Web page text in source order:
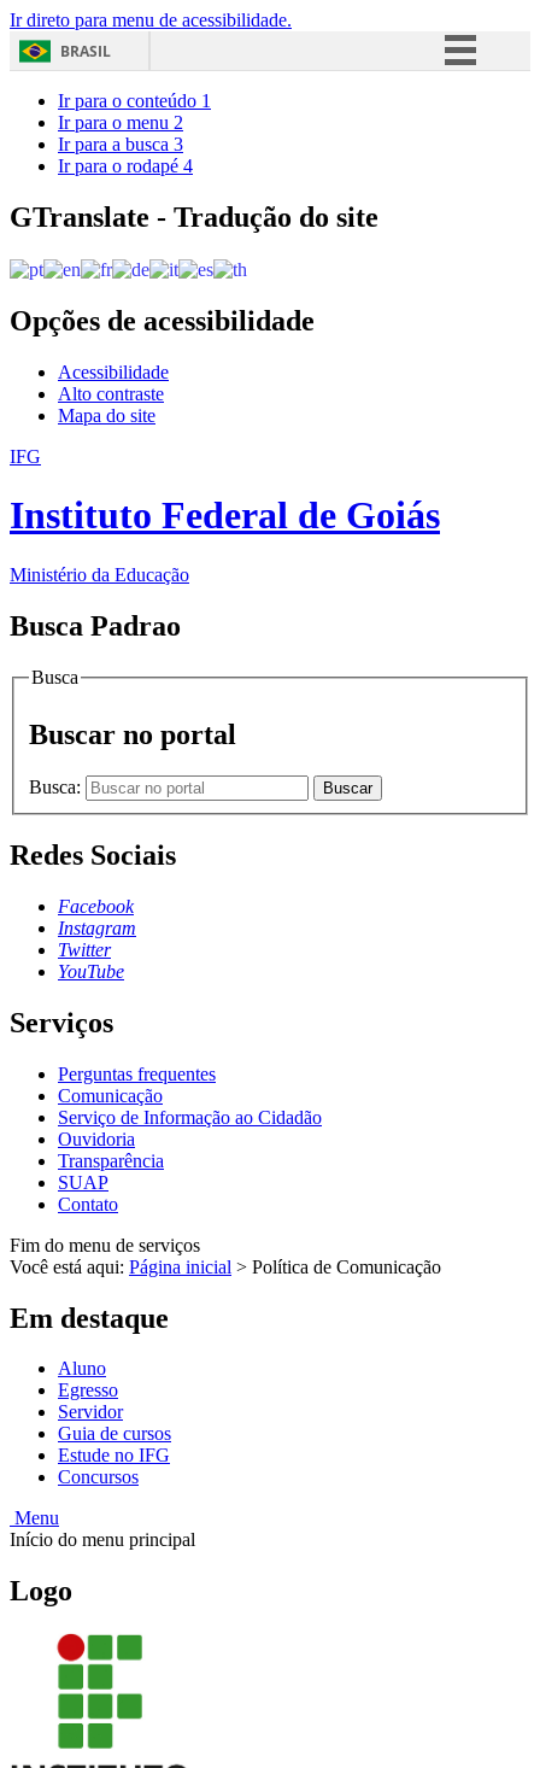
Ir direto para menu de acessibilidade.
BRASIL
Acesso à informação
Ir para o conteúdo 1
Ir para o menu 2
Ir para a busca 3
Ir para o rodapé 4
GTranslate - Tradução do site
Opções de acessibilidade
Acessibilidade
Alto contraste
Mapa do site
IFG
Instituto Federal de Goiás
Ministério da Educação
Busca Padrao
Busca
Buscar no portal
Busca: Buscar
Redes Sociais
Facebook
Instagram
Twitter
YouTube
Serviços
Perguntas frequentes
Comunicação
Serviço de Informação ao Cidadão
Ouvidoria
Transparência
SUAP
Contato
Fim do menu de serviços
Você está aqui: Página inicial > Política de Comunicação
Em destaque
Aluno
Egresso
Servidor
Guia de cursos
Estude no IFG
Concursos
Menu
Início do menu principal
Logo